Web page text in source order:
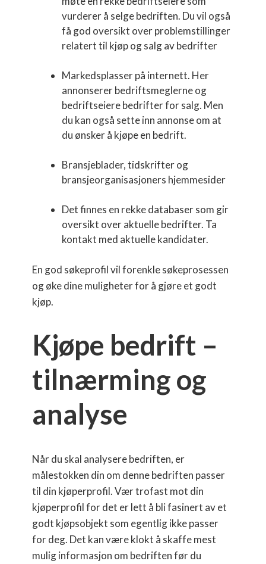
vurderer å selge bedriften. Du vil også
få god oversikt over problemstillinger
relatert til kjøp og salg av bedrifter
Markedsplasser på internett. Her
annonserer bedriftsmeglerne og
bedriftseiere bedrifter for salg. Men
du kan også sette inn annonse om at
du ønsker å kjøpe en bedrift.
Bransjeblader, tidskrifter og
bransjeorganisasjoners hjemmesider
Det finnes en rekke databaser som gir
oversikt over aktuelle bedrifter. Ta
kontakt med aktuelle kandidater.
En god søkeprofil vil forenkle søkeprosessen
og øke dine muligheter for å gjøre et godt
kjøp.
Kjøpe bedrift –
tilnærming og
analyse
Når du skal analysere bedriften, er
målestokken din om denne bedriften passer
til din kjøperprofil. Vær trofast mot din
kjøperprofil for det er lett å bli fasinert av et
godt kjøpsobjekt som egentlig ikke passer
for deg. Det kan være klokt å skaffe mest
mulig informasjon om bedriften før du